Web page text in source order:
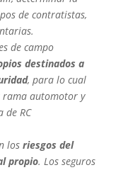
de contratistas,
de campo
destinados a
, para lo cual
automotor y
de RC
los riesgos del
propio. Los seguros